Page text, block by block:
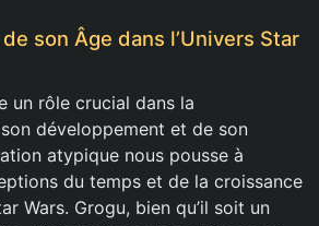
son Âge dans l’Univers Star
un rôle crucial dans la
développement et de son
atypique nous pousse à
du temps et de la croissance
Wars. Grogu, bien qu’il soit un